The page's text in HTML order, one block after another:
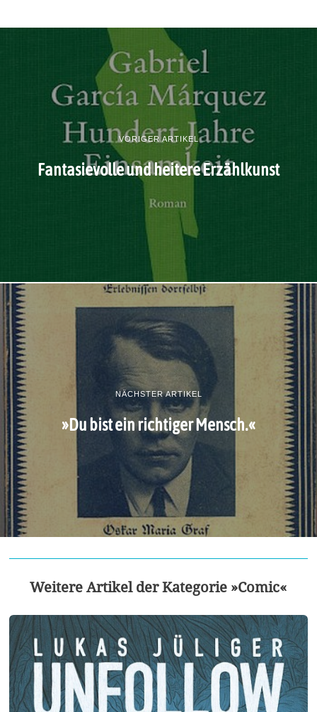
VORIGER ARTIKEL
Fantasievolle und heitere Erzählkunst
NÄCHSTER ARTIKEL
»Du bist ein richtiger Mensch.«
Weitere Artikel der Kategorie »Comic«